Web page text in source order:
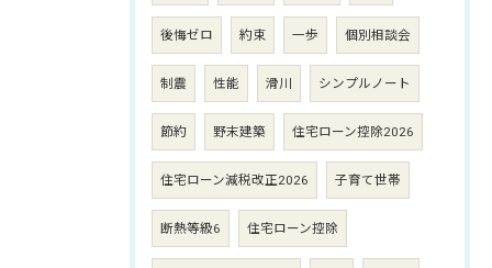
後悔ゼロ 約束 一歩 個別相談会
制震 性能 滑川 シンプルノート
節約 野末建築 住宅ローン控除2026
住宅ローン減税改正2026 子育て世帯
断熱等級6 住宅ローン控除